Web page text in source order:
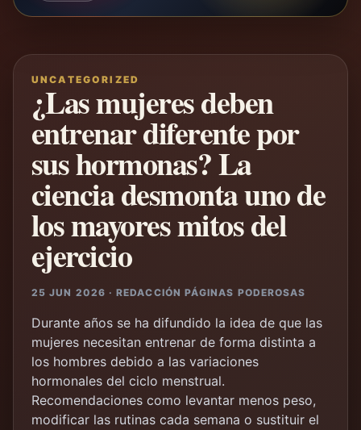
UNCATEGORIZED
¿Las mujeres deben
entrenar diferente por
sus hormonas? La
ciencia desmonta uno de
los mayores mitos del
ejercicio
25 JUN 2026 · REDACCIÓN PÁGINAS PODEROSAS
Durante años se ha difundido la idea de que las
mujeres necesitan entrenar de forma distinta a
los hombres debido a las variaciones
hormonales del ciclo menstrual.
Recomendaciones como levantar menos peso,
modificar las rutinas cada semana o sustituir el